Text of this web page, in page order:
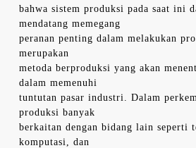
bahwa sistem produksi pada saat ini
mendatang memegang
peranan penting dalam melakukan
merupakan
metoda berproduksi yang akan
dalam memenuhi
tuntutan pasar industri. Dalam
produksi banyak
berkaitan dengan bidang lain seperti
komputasi, dan